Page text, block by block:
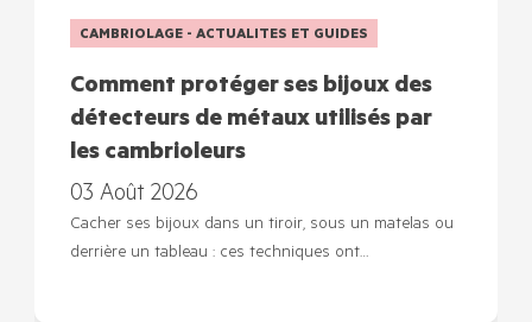
CAMBRIOLAGE - ACTUALITES ET GUIDES
Comment protéger ses bijoux des
détecteurs de métaux utilisés par
les cambrioleurs
03 Août 2026
Cacher ses bijoux dans un tiroir, sous un matelas ou
derrière un tableau : ces techniques ont…